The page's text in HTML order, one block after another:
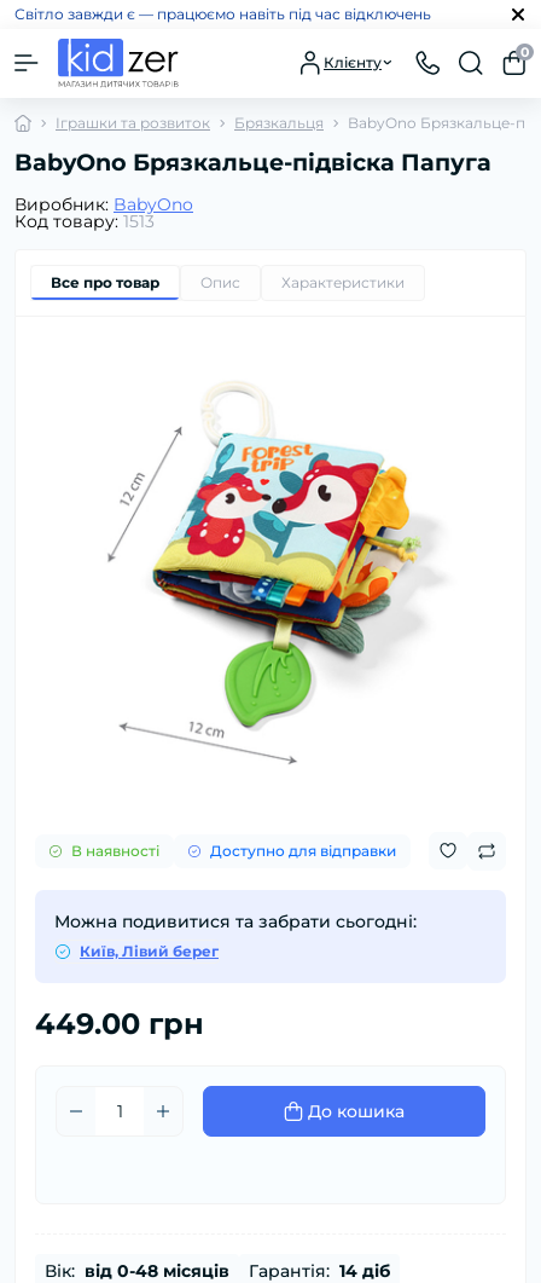
Світло завжди є — працюємо навіть під час відключень
Клієнту
0
Іграшки та розвиток Брязкальця BabyOno Брязкальце-
BabyOno Брязкальце-підвіска Папуга
Виробник: BabyOno
Код товару: 1513
Все про товар Опис Характеристики
В наявності Доступно для відправки
Можна подивитися та забрати сьогодні:
Київ, Лівий берег
449.00 грн
До кошика
Вік: від 0-48 місяців Гарантія: 14 діб